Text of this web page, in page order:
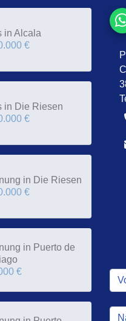
in Alcala
€
in Die Riesen
€
in Die Riesen
€
in Puerto de
€